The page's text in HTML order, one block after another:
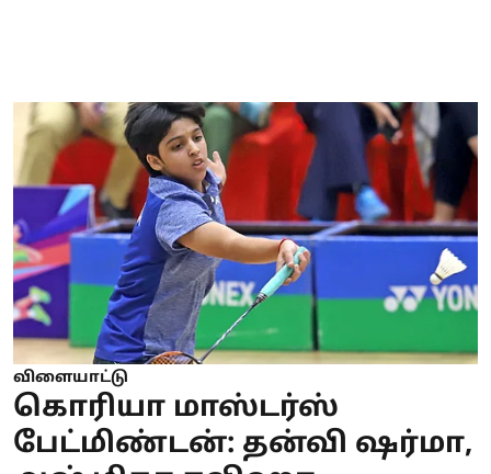
விளையாட்டு
கொரியா மாஸ்டர்ஸ்
பேட்மிண்டன்: தன்வி ஷர்மா,